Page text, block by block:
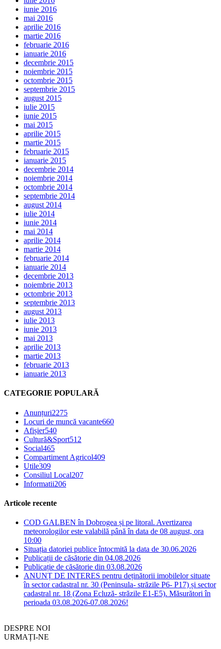
iunie 2016
mai 2016
aprilie 2016
martie 2016
februarie 2016
ianuarie 2016
decembrie 2015
noiembrie 2015
octombrie 2015
septembrie 2015
august 2015
iulie 2015
iunie 2015
mai 2015
aprilie 2015
martie 2015
februarie 2015
ianuarie 2015
decembrie 2014
noiembrie 2014
octombrie 2014
septembrie 2014
august 2014
iulie 2014
iunie 2014
mai 2014
aprilie 2014
martie 2014
februarie 2014
ianuarie 2014
decembrie 2013
noiembrie 2013
octombrie 2013
septembrie 2013
august 2013
iulie 2013
iunie 2013
mai 2013
aprilie 2013
martie 2013
februarie 2013
ianuarie 2013
CATEGORIE POPULARĂ
Anunțuri2275
Locuri de muncă vacante660
Afișier540
Cultură&Sport512
Social465
Compartiment Agricol409
Utile309
Consiliul Local207
Informatii206
Articole recente
COD GALBEN în Dobrogea și pe litoral. Avertizarea
meteorologilor este valabilă până în data de 08 august, ora
10:00
Situația datoriei publice întocmită la data de 30.06.2026
Publicații de căsătorie din 04.08.2026
Publicație de căsătorie din 03.08.2026
ANUNȚ DE INTERES pentru deținătorii imobilelor situate
în sector cadastral nr. 30 (Peninsula- străzile P6- P17) și sector
cadastral nr. 18 (Zona Ecluză- străzile E1-E5). Măsurători în
perioada 03.08.2026-07.08.2026!
DESPRE NOI
URMAȚI-NE